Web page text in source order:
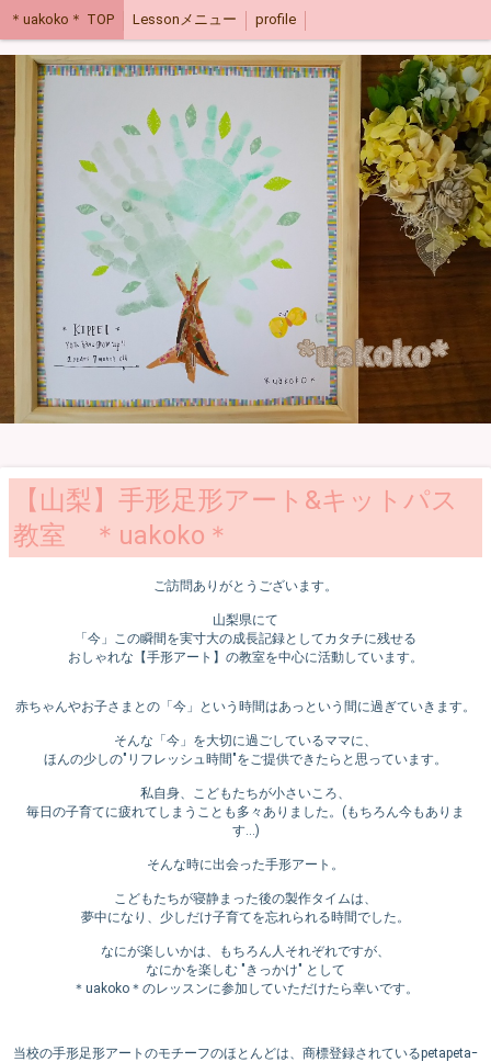
＊uakoko＊ TOP Lessonメニュー profile
【山梨】手形足形アート&キットパス
教室 ＊uakoko＊
ご訪問ありがとうございます。
山梨県にて
「今」この瞬間を実寸大の成長記録としてカタチに残せる
おしゃれな【手形アート】の教室を中心に活動しています。
赤ちゃんやお子さまとの「今」という時間はあっという間に過ぎていきます。
そんな「今」を大切に過ごしているママに、
ほんの少しの"リフレッシュ時間"をご提供できたらと思っています。
私自身、こどもたちが小さいころ、
毎日の子育てに疲れてしまうことも多々ありました。(もちろん今もありま
す…)
そんな時に出会った手形アート。
こどもたちが寝静まった後の製作タイムは、
夢中になり、少しだけ子育てを忘れられる時間でした。
なにが楽しいかは、もちろん人それぞれですが、
なにかを楽しむ "きっかけ" として
＊uakoko＊のレッスンに参加していただけたら幸いです。
当校の手形足形アートのモチーフのほとんどは、商標登録されているpetapetaｰ